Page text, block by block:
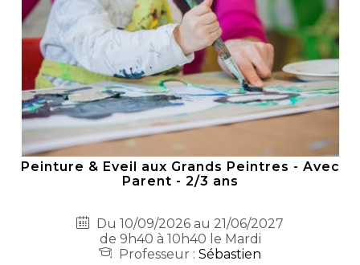
Peinture & Eveil aux Grands Peintres - Avec
Parent - 2/3 ans
Du 10/09/2026 au 21/06/2027
de 9h40 à 10h40 le Mardi
Professeur : Sébastien